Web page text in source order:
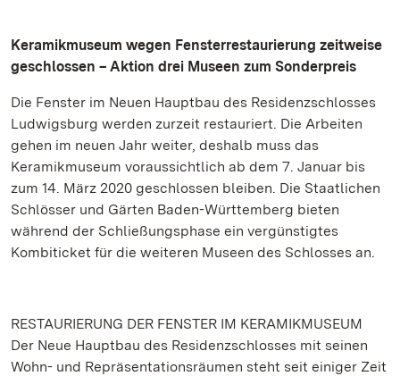
Keramikmuseum wegen Fensterrestaurierung zeitweise
geschlossen – Aktion drei Museen zum Sonderpreis
Die Fenster im Neuen Hauptbau des Residenzschlosses
Ludwigsburg werden zurzeit restauriert. Die Arbeiten
gehen im neuen Jahr weiter, deshalb muss das
Keramikmuseum voraussichtlich ab dem 7. Januar bis
zum 14. März 2020 geschlossen bleiben. Die Staatlichen
Schlösser und Gärten Baden-Württemberg bieten
während der Schließungsphase ein vergünstigtes
Kombiticket für die weiteren Museen des Schlosses an.
RESTAURIERUNG DER FENSTER IM KERAMIKMUSEUM
Der Neue Hauptbau des Residenzschlosses mit seinen
Wohn- und Repräsentationsräumen steht seit einiger Zeit